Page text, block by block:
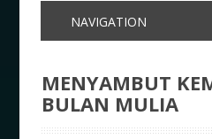
MENYAMBUT
BULAN MULIA